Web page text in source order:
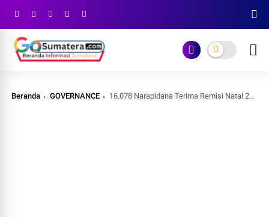
Beranda GOVERNANCE 16.078 Narapidana Terima Remisi Natal 2025, 174 Langsung Bebas